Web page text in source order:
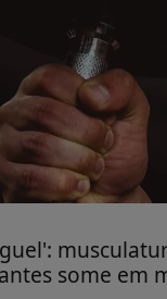
some em